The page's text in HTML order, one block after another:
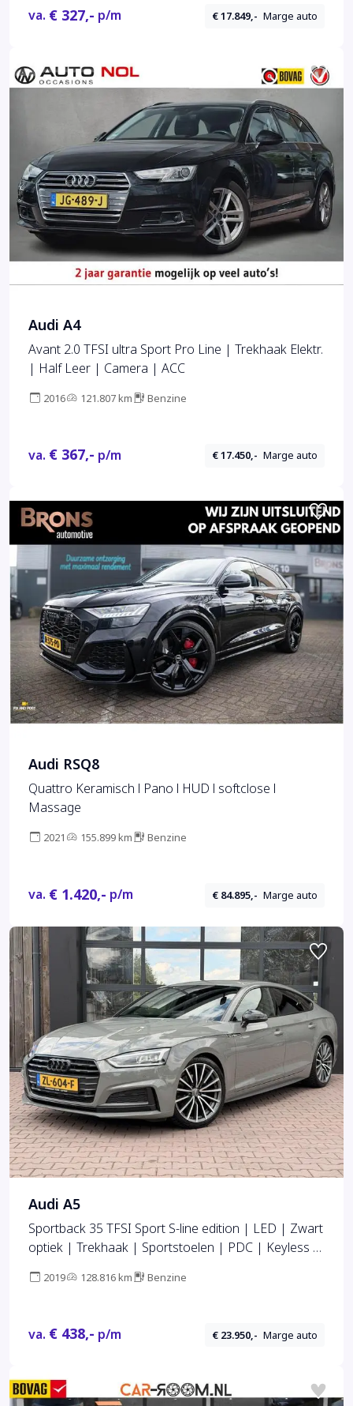
va. € 327,- p/m € 17.849,- Marge auto
Audi A4
Avant 2.0 TFSI ultra Sport Pro Line | Trekhaak Elektr.
| Half Leer | Camera | ACC
2016 121.807 km Benzine
va. € 367,- p/m € 17.450,- Marge auto
Audi RSQ8
Quattro Keramisch l Pano l HUD l softclose l
Massage
2021 155.899 km Benzine
va. € 1.420,- p/m € 84.895,- Marge auto
Audi A5
Sportback 35 TFSI Sport S-line edition | LED | Zwart
optiek | Trekhaak | Sportstoelen | PDC | Keyless |
2019 128.816 km Benzine
va. € 438,- p/m € 23.950,- Marge auto